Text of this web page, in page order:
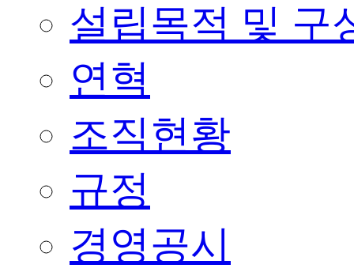
설립목적 및 구
연혁
조직현황
규정
경영공시